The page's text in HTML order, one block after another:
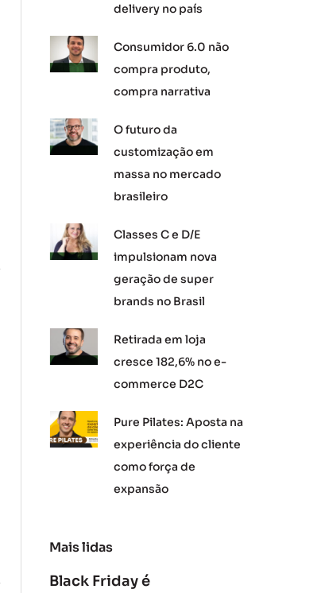
delivery no país
Consumidor 6.0 não
compra produto,
compra narrativa
O futuro da
customização em
massa no mercado
brasileiro
Classes C e D/E
impulsionam nova
geração de super
brands no Brasil
Retirada em loja
cresce 182,6% no e-
commerce D2C
Pure Pilates: Aposta na
experiência do cliente
como força de
expansão
Mais lidas
Black Friday é